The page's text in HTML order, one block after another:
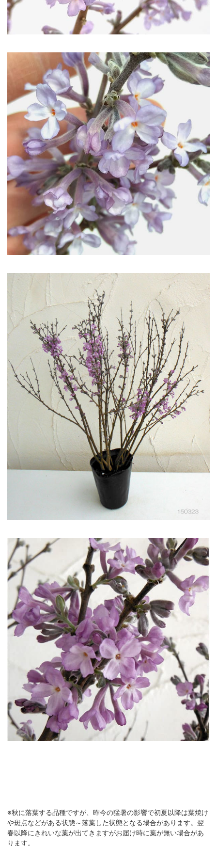
※秋に落葉する品種ですが、昨今の猛暑の影響で初夏以降は葉焼け
や斑点などがある状態～落葉した状態となる場合があります。翌
春以降にきれいな葉が出てきますがお届け時に葉が無い場合があ
ります。